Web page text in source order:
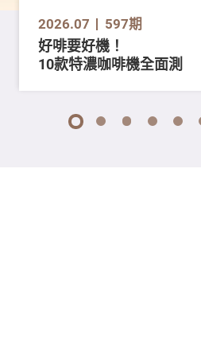
2026.07 597期
好啡要好機！
10款特濃咖啡機全面測
1 2 3 4 5